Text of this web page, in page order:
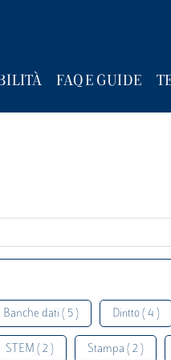
FAQ E GUIDE
Banche dati ( 5 ) Diritto ( 4 )
STEM ( 2 ) Stampa ( 2 )